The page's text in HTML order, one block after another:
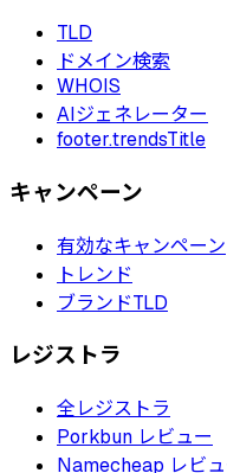
TLD
ドメイン検索
WHOIS
AIジェネレーター
footer.trendsTitle
キャンペーン
有効なキャンペーン
トレンド
ブランドTLD
レジストラ
全レジストラ
Porkbun レビュー
Namecheap レビ